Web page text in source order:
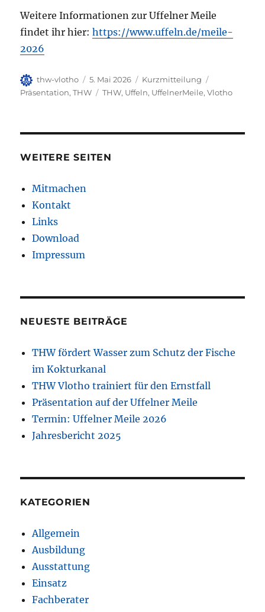
Weitere Informationen zur Uffelner Meile
findet ihr hier:https://www.uffeln.de/meile-
2026
Autor
thw-vlotho
Veröffentlicht
am
5. Mai 2026 Format
Kurzmitteilung
Präsentation,THW Schlagwörter
THW, Uffeln, UffelnerMeile,Vlotho
WEITERE SEITEN
Mitmachen
Kontakt
Links
Download
Impressum
NEUESTE BEITRÄGE
THW fördert Wasser zum Schutz der Fische
im Kokturkanal
THW Vlotho trainiert für den Ernstfall
Präsentation auf der Uffelner Meile
Termin: Uffelner Meile 2026
Jahresbericht 2025
KATEGORIEN
Allgemein
Ausbildung
Ausstattung
Einsatz
Fachberater